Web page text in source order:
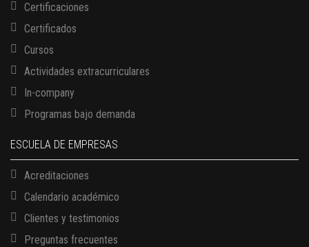
Certificaciones
Certificados
Cursos
Actividades extracurriculares
In-company
Programas bajo demanda
ESCUELA DE EMPRESAS
Acreditaciones
Calendario académico
Clientes y testimonios
Preguntas frecuentes